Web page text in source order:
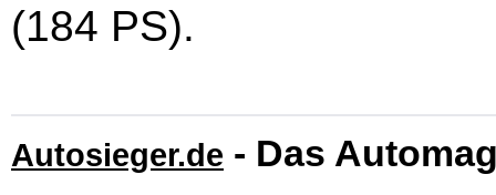
(184 PS).
Autosieger.de - Das